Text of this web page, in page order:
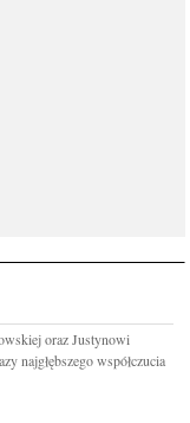
oraz Justynowi
najgłębszego współczucia